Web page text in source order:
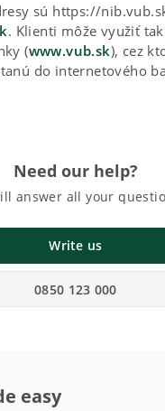
sú https://
. Klienti môže využiť
(www.vub.sk), cez
do internetového
Need our help?
answer all your
Write us
0850 123 000
easy